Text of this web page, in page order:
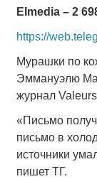
EImedia – 2
https://
Мурашки по
Эммануэлю
журнал
«Письмо
письмо в
источники
пишет ТГ.